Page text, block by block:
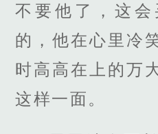
不要他了，这
的，他在心里冷
时高高在上的万
这样一面。